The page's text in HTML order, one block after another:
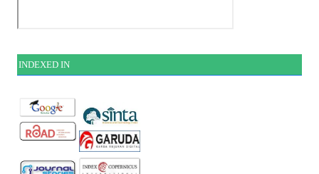
INDEXED IN